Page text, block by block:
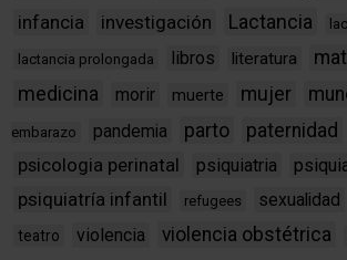
infancia investigación Lactancia
lactancia prolongada libros literatura
medicina morir muerte mujer
embarazo pandemia parto paternidad
psicologia perinatal
psiquiatria
psiquiatría infantil refugees sexualidad
teatro
violencia violencia obstétrica